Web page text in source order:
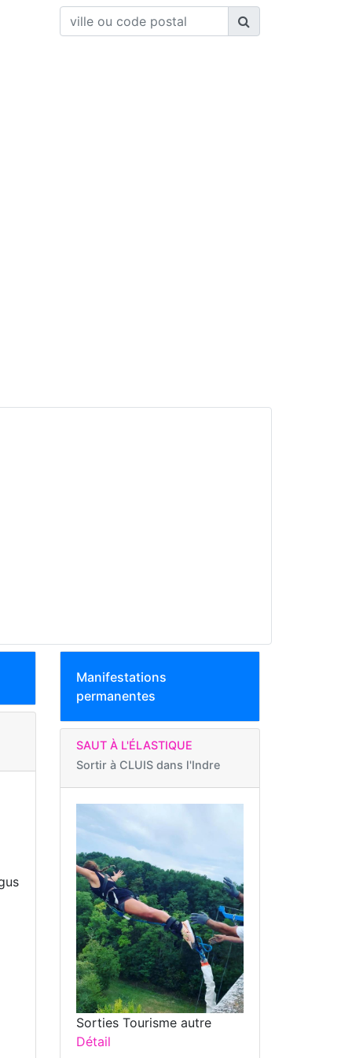
Manifestations
permanentes
SAUT À L'ÉLASTIQUE
Sortir à CLUIS dans l'Indre
Sorties Tourisme autre
Détail